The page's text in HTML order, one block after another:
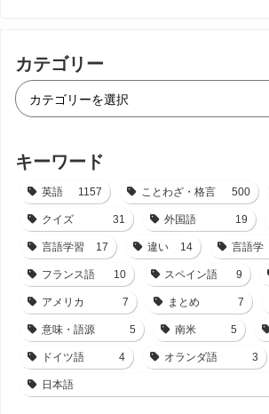
カテゴリー
キーワード
英語 1157 ことわざ・格言 500
クイズ 31 外国語 19
言語学習 17 違い 14 言語学
フランス語 10 スペイン語 9
アメリカ 7 まとめ 7
意味・語源 5 南米 5
ドイツ語 4 オランダ語 3
日本語